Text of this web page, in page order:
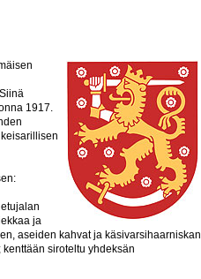
1917.
ja
aseiden kahvat ja käsivarsihaarniskan
siroteltu yhdeksän